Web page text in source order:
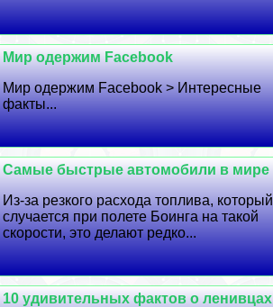
Мир одержим Facebook
Мир одержим Facebook > Интересные
факты...
Самые быстрые автомобили в мире
Из-за резкого расхода топлива, который
случается при полете Боинга на такой
скорости, это делают редко...
10 удивительных фактов о ленивцах